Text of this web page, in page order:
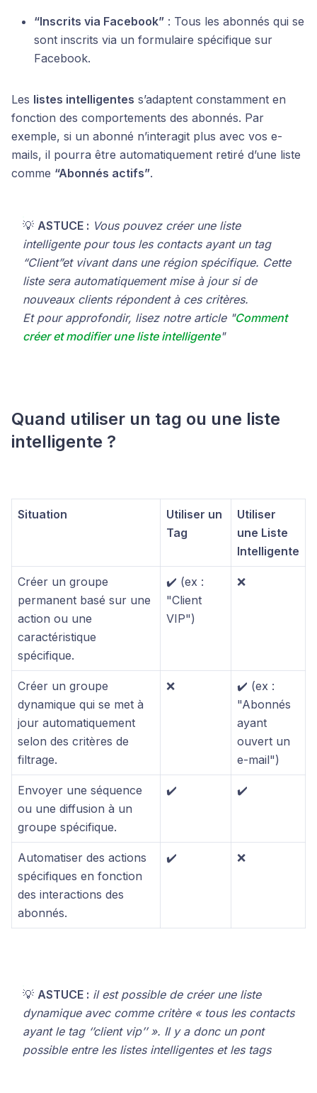
“Inscrits via Facebook” : Tous les abonnés qui se
sont inscrits via un formulaire spécifique sur
Facebook.
Les listes intelligentes s’adaptent constamment en
fonction des comportements des abonnés. Par
exemple, si un abonné n’interagit plus avec vos e-
mails, il pourra être automatiquement retiré d’une liste
comme “Abonnés actifs”.
💡 ASTUCE : Vous pouvez créer une liste
intelligente pour tous les contacts ayant un tag
“Client”et vivant dans une région spécifique. Cette
liste sera automatiquement mise à jour si de
nouveaux clients répondent à ces critères.
Et pour approfondir, lisez notre article "Comment
créer et modifier une liste intelligente"
Quand utiliser un tag ou une liste
intelligente ?
Situation
Utiliser un
Tag
Utiliser
une Liste
Intelligente
Créer un groupe
permanent basé sur une
action ou une
caractéristique
spécifique.
✔️ (ex :
"Client
VIP")
❌
Créer un groupe
dynamique qui se met à
jour automatiquement
selon des critères de
filtrage.
❌
✔️ (ex :
"Abonnés
ayant
ouvert un
e-mail")
Envoyer une séquence
ou une diffusion à un
groupe spécifique.
✔️ ✔️
Automatiser des actions
spécifiques en fonction
des interactions des
abonnés.
✔️ ❌
💡 ASTUCE : il est possible de créer une liste
dynamique avec comme critère « tous les contacts
ayant le tag ‘’client vip’’ ». Il y a donc un pont
possible entre les listes intelligentes et les tags